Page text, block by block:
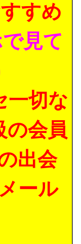
すめ
見て
一切な
の会員
出会
ール